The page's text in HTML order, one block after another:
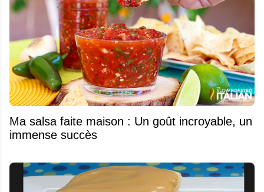
Ma salsa faite maison : Un goût incroyable, un
immense succès